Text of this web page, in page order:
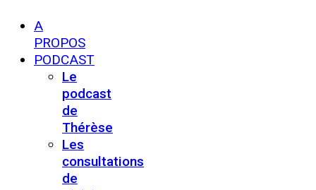
A
PROPOS
PODCAST
Le
podcast
de
Thérèse
Les
consultations
de